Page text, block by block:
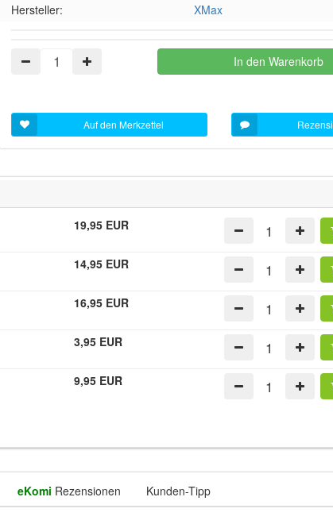
Hersteller:
XMax
In den Warenkorb
Auf den Merkzettel
19,95 EUR
14,95 EUR
16,95 EUR
3,95 EUR
9,95 EUR
eKomi Rezensionen Kunden-Tipp